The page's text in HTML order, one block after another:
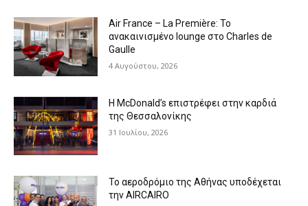
Air France – La Première: Το
ανακαινισμένο lounge στο Charles de
Gaulle
4 Αυγούστου, 2026
Η McDonald’s επιστρέφει στην καρδιά
της Θεσσαλονίκης
31 Ιουλίου, 2026
Το αεροδρόμιο της Αθήνας υποδέχεται
την AIRCAIRO